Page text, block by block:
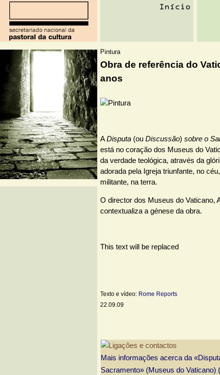
Pintura
Obra de referência do
anos
ADisputa (ou Discussão) sobre o
está no coração dos Museus do
da verdade teológica, através da
adorada pela Igreja triunfante, no
militante, na terra.
O director dos Museus do Vaticano,
contextualiza a génese da obra.
This text will be replaced
Texto e vídeo: Rome Reports
22.09.09
Mais informações acerca da
Sacramento» (Museus do Vaticano)